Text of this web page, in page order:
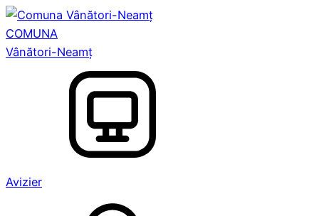
COMUNA
Vânători-Neamț
Avizier